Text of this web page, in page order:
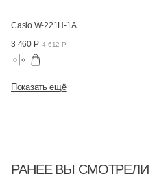
Casio W-221H-1A
3 460 Р 4 612 Р
Показать ещё
РАНЕЕ ВЫ СМОТРЕЛИ